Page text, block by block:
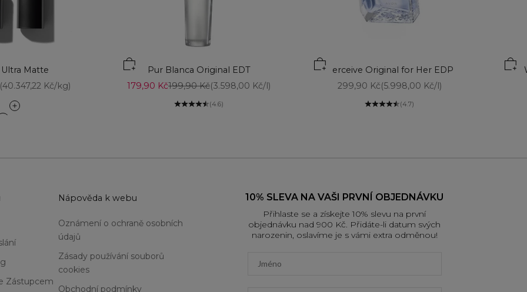
Matte
(40.347,22 Kč/kg)
1 Au Naturale
21 Electric Pink
22 Splendidly Fuchsia
24 Power Pink
25 Peach Macaron
26 M Coral Fever
Pur Blanca Original EDT
Prodejní cena
179,90 KčBěžná cena
199,90 Kč(3.598,00 Kč/l)
(4.6)
Perceive Original for Her EDP
Prodejní cena
299,90 Kč(5.998,00 Kč/l)
(4.7)
Zástupcem
Nápověda k webu
Oznámení o ochraně osobních
údajů
Zásady používání souborů
cookies
Obchodní podmínky
10% SLEVA NA VAŠI PRVNÍ OBJEDNÁVKU
Přihlaste se a získejte 10% slevu na první
objednávku nad 900 Kč. Přidáte-li datum svých
narozenin, oslavíme je s vámi extra odměnou!